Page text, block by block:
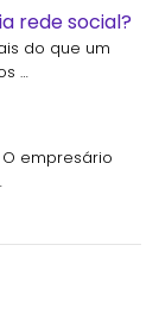
rede social?
do que um
…
O empresário